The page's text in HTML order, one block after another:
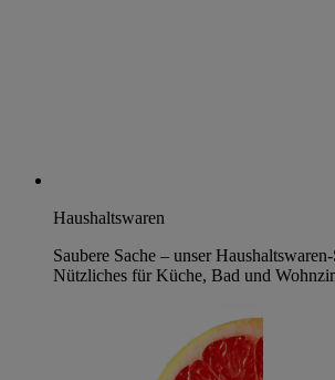
Haushaltswaren
Saubere Sache – unser
Nützliches für Küche, Bad und